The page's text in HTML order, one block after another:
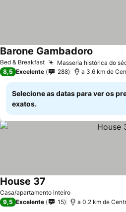
Bed & Breakfast Masseria histórica do
Barone Gambadoro
8,5 Excelente 288 a 3.6 km de
Selecione as datas para ver os
exatos.
Casa/apartamento inteiro
House 37
9,5 Excelente 15 a 0.2 km de